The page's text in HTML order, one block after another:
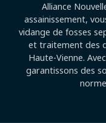
Alliance
assainissement,
vidange de fosses
et traitement des
Haute-Vienne.
garantissons des